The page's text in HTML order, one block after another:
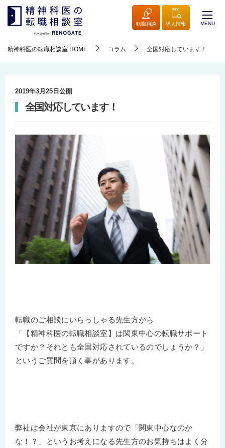
転職相談 求人情報 MENU
精神科医の転職相談室 HOME コラム 全国対応しています！
2019年3月25日 公開
全国対応しています！
転職のご相談にいらっしゃる先生方から
「【精神科医の転職相談室】は関東中心の転職サポート
ですか？それとも全国対応されているのでしょうか？」
というご質問を頂く事があります。
弊社は会社が東京にありますので「関東中心なのか
な！？」というお考えになる先生方のお気持ちはよく分